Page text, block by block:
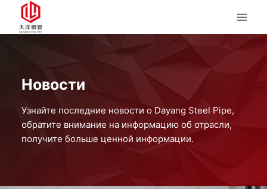
Перейти
контенту
Новости
Узнайте последние новости о Dayang Steel Pipe,
обратите внимание на информацию об отрасли,
получите больше ценной информации.